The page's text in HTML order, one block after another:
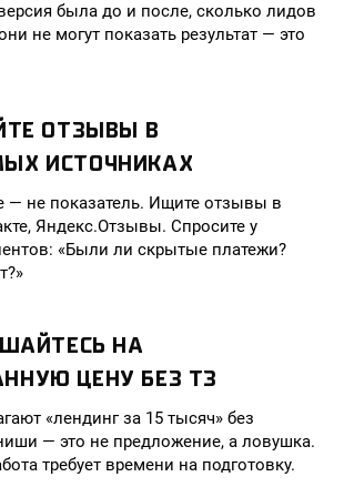
была до и после, сколько лидов
не могут показать результат — это
ОТЗЫВЫ В
ИСТОЧНИКАХ
— не показатель. Ищите отзывы в
Яндекс.Отзывы. Спросите у
«Были ли скрытые платежи?
НА
ЦЕНУ БЕЗ ТЗ
«лендинг за 15 тысяч» без
— это не предложение, а ловушка.
требует времени на подготовку.